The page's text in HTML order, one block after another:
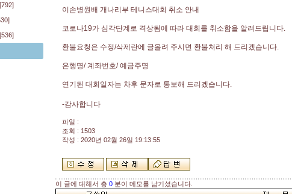
[792]
[536]
이손병원배 개나리부 테니스대회 취소 안내
코로나19가 심각단계로 격상됨에 따라 대회를 취소함을 알려드립니다.
환불요청은 수정/삭제란에 글올려 주시면 환불처리 해 드리겠습니다.
은행명/ 계좌번호/ 예금주명
연기된 대회일자는 차후 문자로 통보해 드리겠습니다.
-감사합니다
파일 :
조회 : 1503
작성 : 2020년 02월 26일 19:13:55
이 글에 대해서 총 0 분이 메모를 남기셨습니다.